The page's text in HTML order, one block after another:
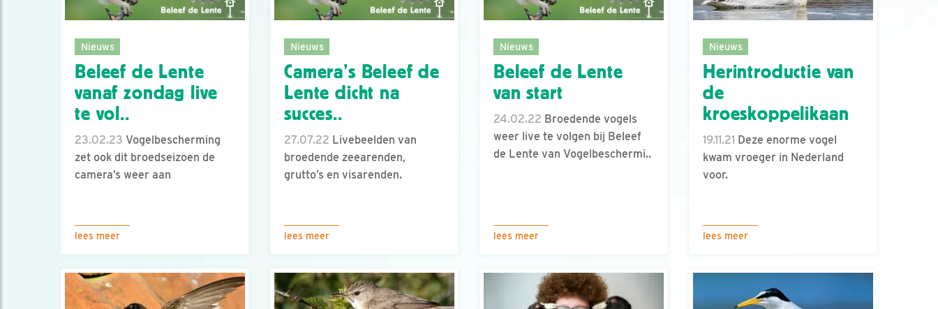
Nieuws
Beleef de Lente
vanaf zondag live
te vol..
23.02.23 Vogelbescherming
zet ook dit broedseizoen de
camera’s weer aan
lees meer
Nieuws
Camera’s Beleef de
Lente dicht na
succes..
27.07.22 Livebeelden van
broedende zeearenden,
grutto’s en visarenden.
lees meer
Nieuws
Beleef de Lente
van start
24.02.22 Broedende vogels
weer live te volgen bij Beleef
de Lente van Vogelbeschermi..
lees meer
Nieuws
Herintroductie van
de
kroeskoppelikaan
19.11.21 Deze enorme vogel
kwam vroeger in Nederland
voor.
lees meer